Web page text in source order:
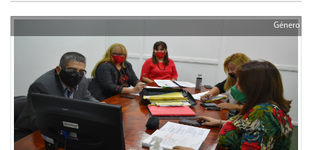
Género